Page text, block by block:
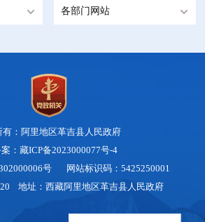
各部门网站
有：阿里地区革吉县人民政府
案：藏ICP备2023000077号-4
号网站标识码：5425250001
地址：西藏阿里地区革吉县人民政府